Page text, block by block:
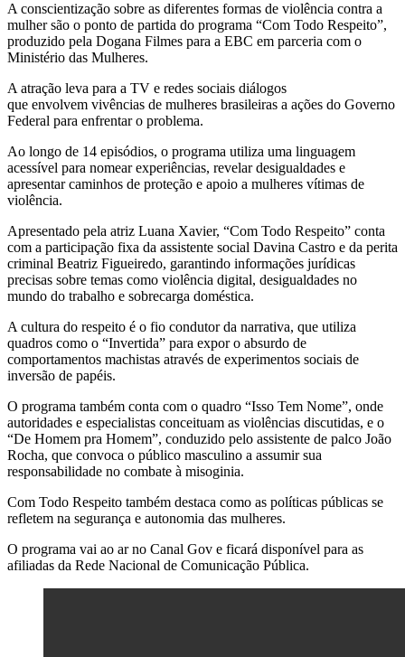
A conscientização sobre as diferentes formas de violência contra a
mulher são o ponto de partida do programa “Com Todo Respeito”,
produzido pela Dogana Filmes para a EBC em parceria com o
Ministério das Mulheres.
A atração leva para a TV e redes sociais diálogos
que envolvem vivências de mulheres brasileiras a ações do Governo
Federal para enfrentar o problema.
Ao longo de 14 episódios, o programa utiliza uma linguagem
acessível para nomear experiências, revelar desigualdades e
apresentar caminhos de proteção e apoio a mulheres vítimas de
violência.
Apresentado pela atriz Luana Xavier, “Com Todo Respeito” conta
com a participação fixa da assistente social Davina Castro e da perita
criminal Beatriz Figueiredo, garantindo informações jurídicas
precisas sobre temas como violência digital, desigualdades no
mundo do trabalho e sobrecarga doméstica.
A cultura do respeito é o fio condutor da narrativa, que utiliza
quadros como o “Invertida” para expor o absurdo de
comportamentos machistas através de experimentos sociais de
inversão de papéis.
O programa também conta com o quadro “Isso Tem Nome”, onde
autoridades e especialistas conceituam as violências discutidas, e o
“De Homem pra Homem”, conduzido pelo assistente de palco João
Rocha, que convoca o público masculino a assumir sua
responsabilidade no combate à misoginia.
Com Todo Respeito também destaca como as políticas públicas se
refletem na segurança e autonomia das mulheres.
O programa vai ao ar no Canal Gov e ficará disponível para as
afiliadas da Rede Nacional de Comunicação Pública.